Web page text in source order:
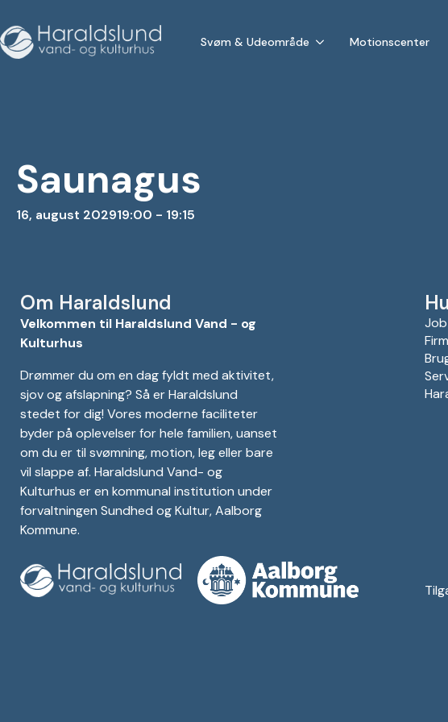
Svøm & Udeområde Motionscenter
Saunagus
16, august 202919:00 - 19:15
Om Haraldslund
Velkommen til Haraldslund Vand - og
Kulturhus
Drømmer du om en dag fyldt med aktivitet,
sjov og afslapning? Så er Haraldslund
stedet for dig! Vores moderne faciliteter
byder på oplevelser for hele familien, uanset
om du er til svømning, motion, leg eller bare
vil slappe af. Haraldslund Vand- og
Kulturhus er en kommunal institution under
forvaltningen Sundhed og Kultur, Aalborg
Kommune.